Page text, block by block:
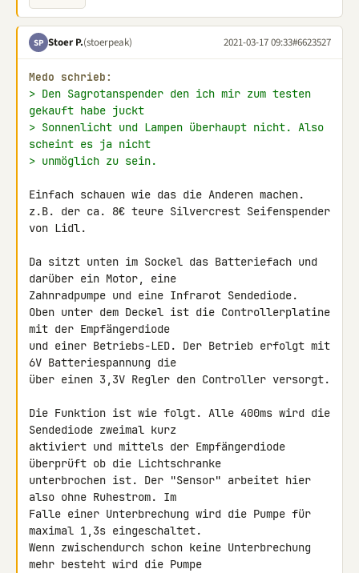
SP Stoer P.(stoerpeak) 2021-03-17 09:33#6623527
Medo schrieb:
> Den Sagrotanspender den ich mir zum testen
gekauft habe juckt
> Sonnenlicht und Lampen überhaupt nicht. Also
scheint es ja nicht
> unmöglich zu sein.
Einfach schauen wie das die Anderen machen.
z.B. der ca. 8€ teure Silvercrest Seifenspender
von Lidl.
Da sitzt unten im Sockel das Batteriefach und
darüber ein Motor, eine
Zahnradpumpe und eine Infrarot Sendediode.
Oben unter dem Deckel ist die Controllerplatine
mit der Empfängerdiode
und einer Betriebs-LED. Der Betrieb erfolgt mit
6V Batteriespannung die
über einen 3,3V Regler den Controller versorgt.
Die Funktion ist wie folgt. Alle 400ms wird die
Sendediode zweimal kurz
aktiviert und mittels der Empfängerdiode
überprüft ob die Lichtschranke
unterbrochen ist. Der "Sensor" arbeitet hier
also ohne Ruhestrom. Im
Falle einer Unterbrechung wird die Pumpe für
maximal 1,3s eingeschaltet.
Wenn zwischendurch schon keine Unterbrechung
mehr besteht wird die Pumpe